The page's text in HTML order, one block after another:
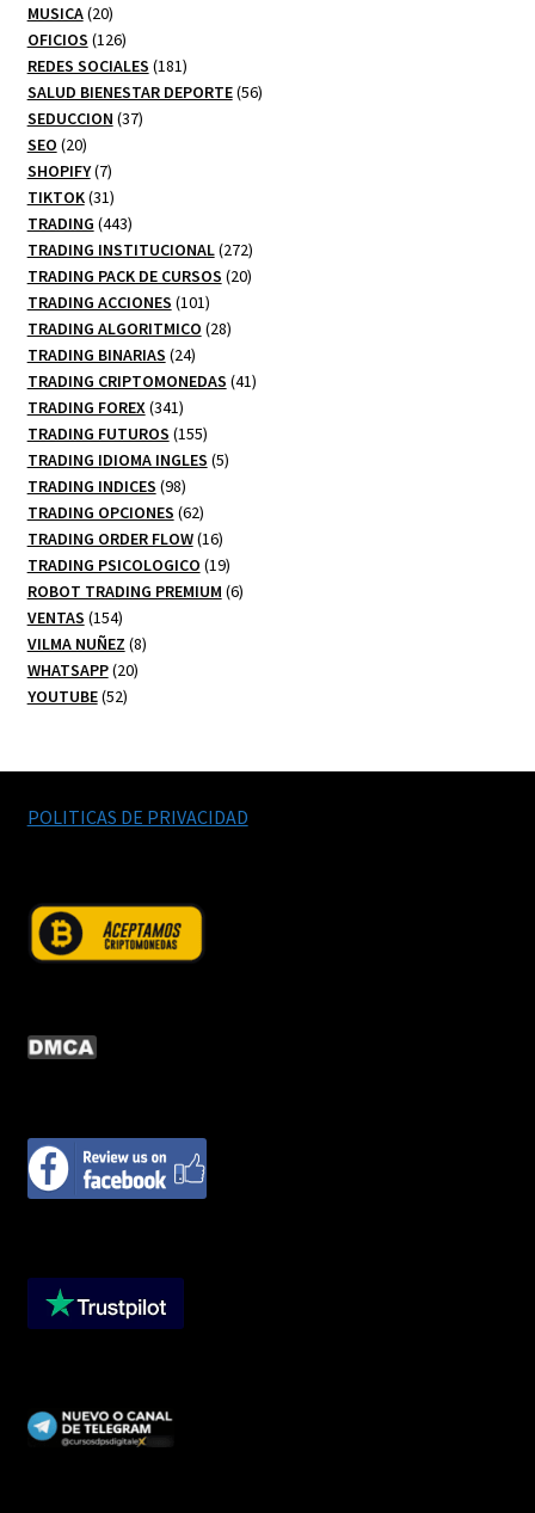
MUSICA 2020
productos
OFICIOS 126126
productos
REDES SOCIALES 181181
productos
SALUD BIENESTAR DEPORTE 5656
SEDUCCION 3737
SEO 2020
productos
SHOPIFY 77
productos
TIKTOK 3131
productos
TRADING 443443
productos
TRADING INSTITUCIONAL 272272
productos
TRADING PACK DE CURSOS 2020
TRADING ACCIONES 101101
productos
TRADING ALGORITMICO 2828
TRADING BINARIAS 2424
productos
TRADING CRIPTOMONEDAS 4141
TRADING FOREX 341341
productos
TRADING FUTUROS 155155
productos
TRADING IDIOMA INGLES 55
TRADING INDICES 9898
productos
TRADING OPCIONES 6262
productos
TRADING ORDER FLOW 1616
productos
TRADING PSICOLOGICO 1919
productos
ROBOT TRADING PREMIUM 66
VENTAS 154154
productos
VILMA NUÑEZ 88
WHATSAPP 2020
YOUTUBE 5252
POLITICAS DE PRIVACIDAD